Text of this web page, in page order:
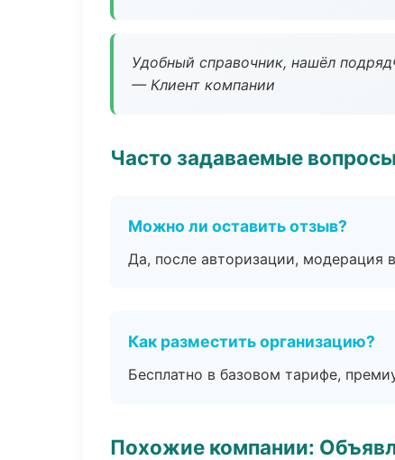
Удобный справочник, нашёл
— Клиент компании
Часто задаваемые вопросы
Можно ли оставить отзыв?
Да, после авторизации, модерация
Как разместить организацию?
Бесплатно в базовом тарифе,
Похожие компании: